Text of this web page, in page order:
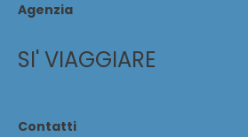
Agenzia
SI' VIAGGIARE
Contatti